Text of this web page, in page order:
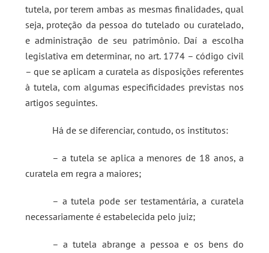
tutela, por terem ambas as mesmas finalidades, qual
seja, proteção da pessoa do tutelado ou curatelado,
e administração de seu patrimônio. Daí a escolha
legislativa em determinar, no art. 1774 – código civil
– que se aplicam a curatela as disposições referentes
à tutela, com algumas especificidades previstas nos
artigos seguintes.
Há de se diferenciar, contudo, os institutos:
– a tutela se aplica a menores de 18 anos, a
curatela em regra a maiores;
– a tutela pode ser testamentária, a curatela
necessariamente é estabelecida pelo juiz;
– a tutela abrange a pessoa e os bens do